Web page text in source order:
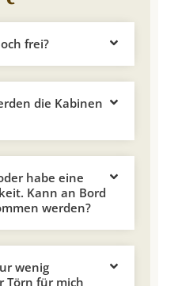
frei?
die Kabinen
habe eine
Kann an Bord
werden?
wenig
Törn für mich